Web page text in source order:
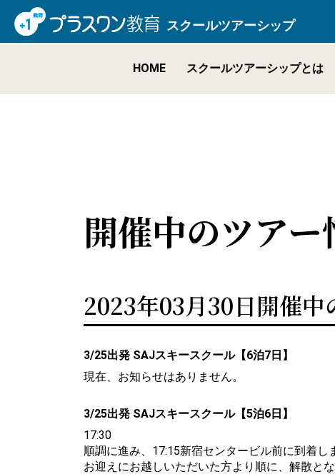
スクールツアーシップ
HOME スクールツアーシップとは
開催中のツアー
2023年03月30日開催中
3/25出発 SAJスキースクール【6泊7日】
現在、お知らせはありません。
3/25出発 SAJスキースクール【5泊6日】
17:30
順調に進み、17:15新宿センタービル前に到着し
お迎えにお越しいただいた方より順に、解散と